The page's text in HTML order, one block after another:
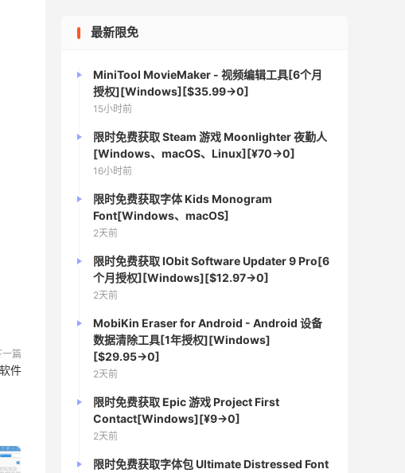
一篇
件
最新限免
MiniTool MovieMaker - 视频编辑工具[6个月
授权][Windows][$35.99→0]
15小时前
限时免费获取 Steam 游戏 Moonlighter 夜勤人
[Windows、macOS、Linux][¥70→0]
16小时前
限时免费获取字体 Kids Monogram
Font[Windows、macOS]
2天前
限时免费获取 IObit Software Updater 9 Pro[6
个月授权][Windows][$12.97→0]
2天前
MobiKin Eraser for Android - Android 设备
数据清除工具[1年授权][Windows]
[$29.95→0]
2天前
限时免费获取 Epic 游戏 Project First
Contact[Windows][¥9→0]
2天前
限时免费获取字体包 Ultimate Distressed Font